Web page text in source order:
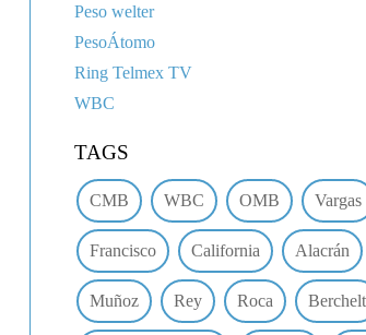
Peso welter
PesoÁtomo
Ring Telmex TV
WBC
TAGS
CMB WBC OMB Vargas
Francisco California Alacrán
Muñoz Rey Roca Berchelt